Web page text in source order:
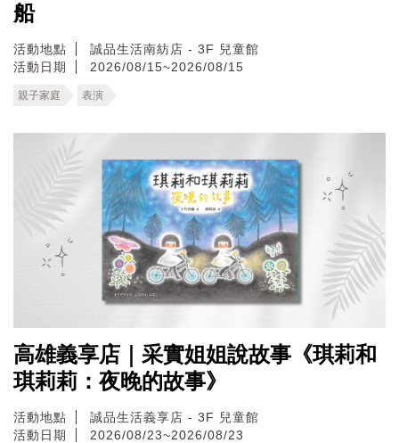
船
活動地點
誠品生活南紡店 - 3F 兒童館
活動日期
2026/08/15~2026/08/15
親子家庭 表演
高雄義享店｜采實姐姐說故事《琪莉和
琪莉莉：夜晚的故事》
活動地點
誠品生活義享店 - 3F 兒童館
活動日期
2026/08/23~2026/08/23